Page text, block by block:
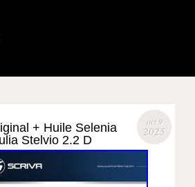
oct 9
2025
+ Huile Selenia
Stelvio 2.2 D